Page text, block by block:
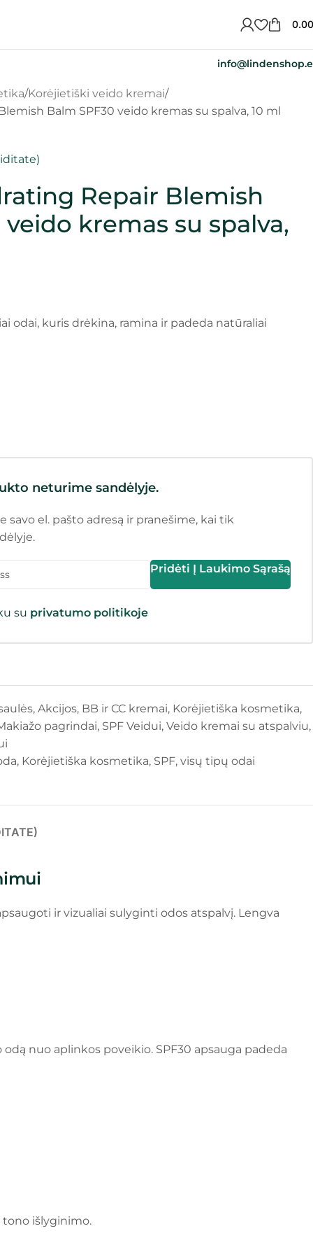
0.00
Korėjietiški veido kremai
Balm SPF30 veido kremas su spalva, 10 ml
Repair Blemish
kremas su spalva,
odai, kuris drėkina, ramina ir padeda natūraliai
neturime sandėlyje.
savo el. pašto adresą ir pranešime, kai tik
Pridėti Į Laukimo Sąrašą
su privatumo politikoje
, Akcijos, BB ir CC kremai, Korėjietiška kosmetika,
pagrindai, SPF Veidui, Veido kremai su atspalviu,
, Korėjietiška kosmetika, SPF, visų tipų odai
ir vizualiai sulyginti odos atspalvį. Lengva
nuo aplinkos poveikio. SPF30 apsauga padeda
tono išlyginimo.